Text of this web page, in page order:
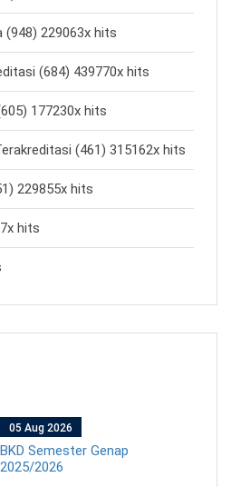
229063x hits
(684) 439770x hits
177230x hits
(461) 315162x hits
229855x hits
hits
05 Aug 2026
BKD Semester Genap
2025/2026